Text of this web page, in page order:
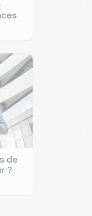
de
?